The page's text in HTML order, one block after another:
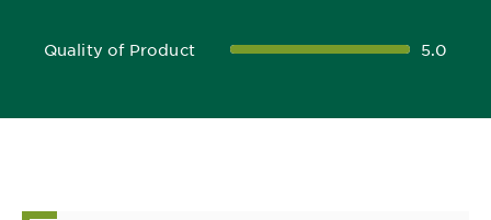
Quality of Product
5.0 out of 5 stars 5.0